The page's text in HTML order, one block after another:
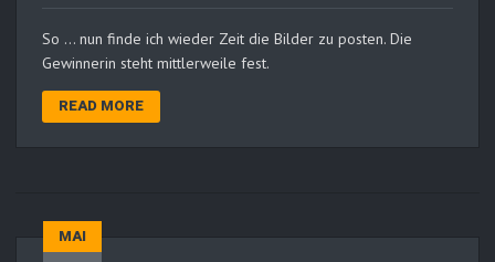
So … nun finde ich wieder Zeit die Bilder zu posten. Die
Gewinnerin steht mittlerweile fest.
READ MORE
MAI